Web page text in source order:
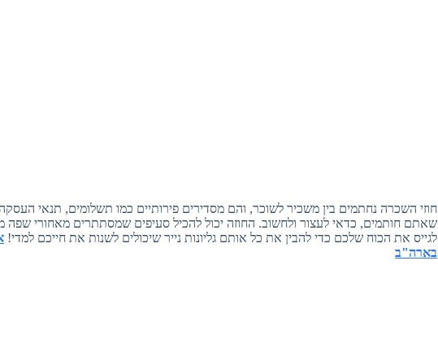
חוזי השכרה נחתמים בין משכיר לשוכר, והם מסדירים פירותיים כמו תשלומים, תנאי
שאתם חותמים, כדאי לעצור ולחשוב. החוזה יכול להכיל סעיפים שמסתתרים מאחורי
לגייס את הכוח שלכם כדי להבין את כל אותם גליונות נייר שיכולים לשנות את חייכם למדי!
בארה"ב